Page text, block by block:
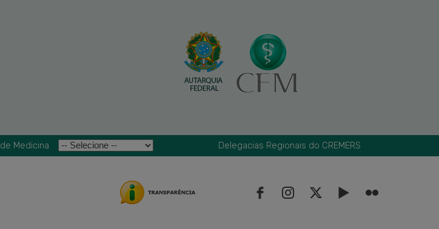
Medicina Delegacias Regionais do CREMERS